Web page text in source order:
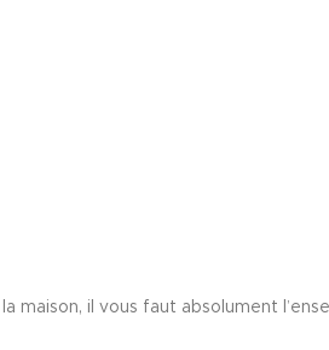
maison, il vous faut absolument